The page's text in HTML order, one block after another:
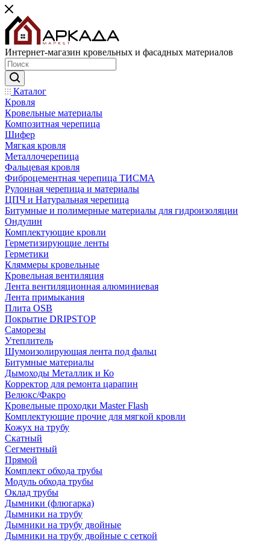
Интернет-магазин кровельных и фасадных материалов
Каталог
Кровля
Кровельные материалы
Композитная черепица
Шифер
Мягкая кровля
Металлочерепица
Фальцевая кровля
Фиброцементная черепица ТИСМА
Рулонная черепица и материалы
ЦПЧ и Натуральная черепица
Битумные и полимерные материалы для гидроизоляции
Ондулин
Комплектующие кровли
Герметизирующие ленты
Герметики
Кляммеры кровельные
Кровельная вентиляция
Лента вентиляционная алюминиевая
Лента примыкания
Плита OSB
Покрытие DRIPSTOP
Саморезы
Утеплитель
Шумоизолирующая лента под фальц
Битумные материалы
Дымоходы Металлик и Ко
Корректор для ремонта царапин
Велюкс/Факро
Кровельные проходки Master Flash
Комплектующие прочие для мягкой кровли
Кожух на трубу
Скатный
Сегментный
Прямой
Комплект обхода трубы
Модуль обхода трубы
Оклад трубы
Дымники (флюгарка)
Дымники на трубу
Дымники на трубу двoйные
Дымники на трубу двoйные с сеткой